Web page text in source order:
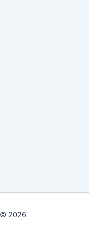
2026